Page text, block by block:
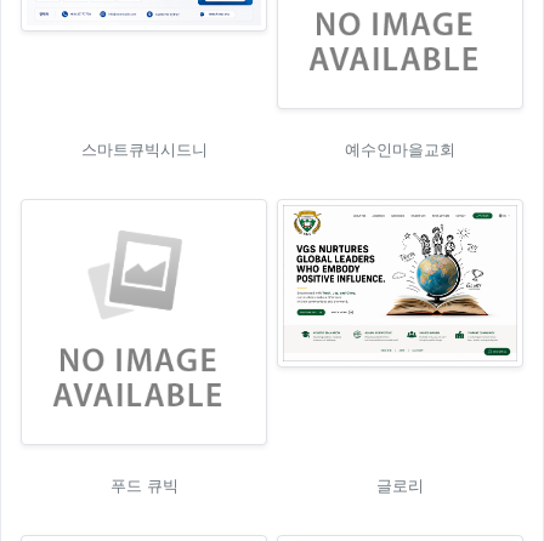
스마트큐빅시드니 예수인마을교회
푸드 큐빅 글로리